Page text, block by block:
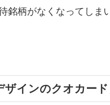
銘柄がなくなってしま
ザインのクオカード